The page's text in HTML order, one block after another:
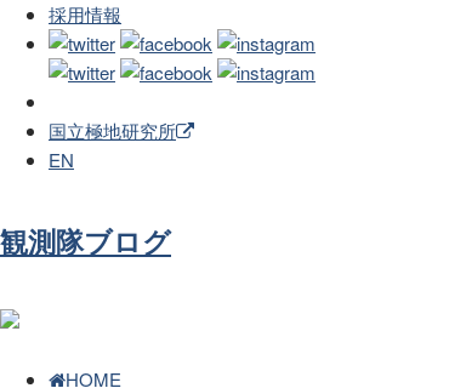
採用情報
国立極地研究所
EN
観測隊ブログ
HOME